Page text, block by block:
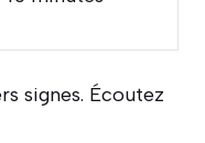
signes. Écoutez